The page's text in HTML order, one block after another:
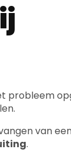
probleem
van
.